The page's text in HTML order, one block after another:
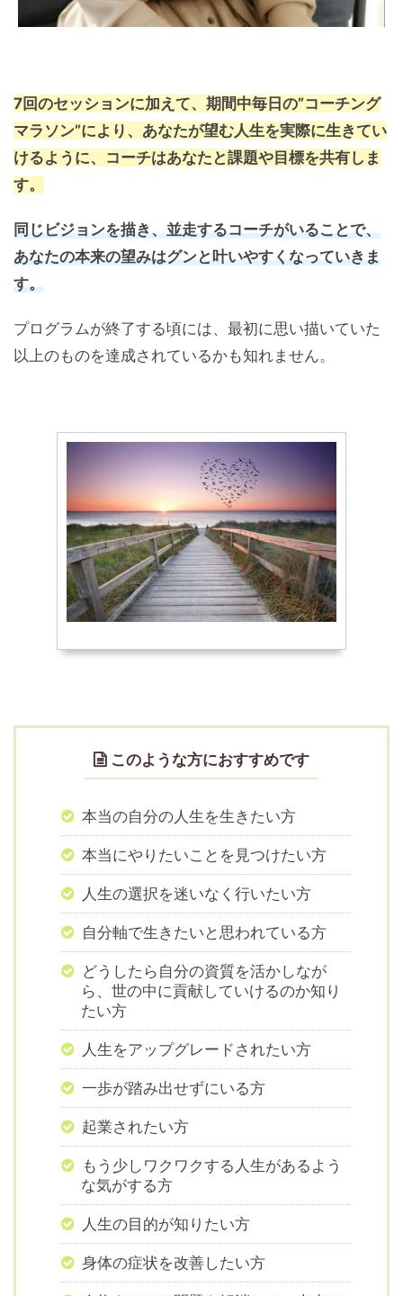
7回のセッションに加えて、期間中毎日の”コーチング
マラソン”により、あなたが望む人生を実際に生きてい
けるように、コーチはあなたと課題や目標を共有しま
す。
同じビジョンを描き、並走するコーチがいることで、
あなたの本来の望みはグンと叶いやすくなっていきま
す。
プログラムが終了する頃には、最初に思い描いていた
以上のものを達成されているかも知れません。
このような方におすすめです
本当の自分の人生を生きたい方
本当にやりたいことを見つけたい方
人生の選択を迷いなく行いたい方
自分軸で生きたいと思われている方
どうしたら自分の資質を活かしなが
ら、世の中に貢献していけるのか知り
たい方
人生をアップグレードされたい方
一歩が踏み出せずにいる方
起業されたい方
もう少しワクワクする人生があるよう
な気がする方
人生の目的が知りたい方
身体の症状を改善したい方